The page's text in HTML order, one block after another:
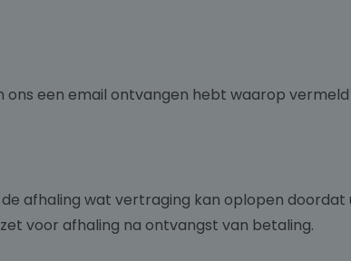
een email ontvangen hebt waarop
afhaling wat vertraging kan oplopen
voor afhaling na ontvangst van betaling.